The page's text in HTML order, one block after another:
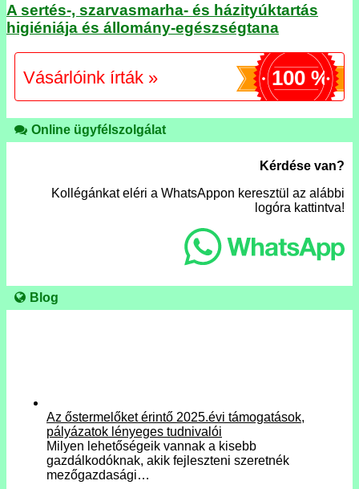
A sertés-, szarvasmarha- és házityúktartás
higiéniája és állomány-egészségtana
Vásárlóink írták » 100 %
Online ügyfélszolgálat
Kérdése van?
Kollégánkat eléri a WhatsAppon keresztül az alábbi
logóra kattintva!
Blog
Az őstermelőket érintő 2025.évi támogatások,
pályázatok lényeges tudnivalói
Milyen lehetőségeik vannak a kisebb
gazdálkodóknak, akik fejleszteni szeretnék
mezőgazdasági…